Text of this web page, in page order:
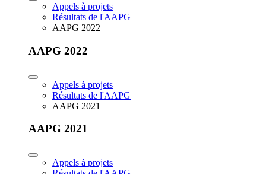
Appels à projets
Résultats de l'AAPG
AAPG 2022
AAPG 2022
Appels à projets
Résultats de l'AAPG
AAPG 2021
AAPG 2021
Appels à projets